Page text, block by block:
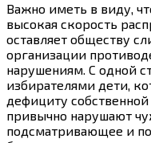
Важно иметь в виду,
высокая скорость
оставляет обществу
организации
нарушениям. С одной
избирателями дети,
дефициту
привычно нарушают
подсматривающее и